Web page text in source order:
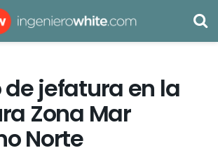
jefatura en la
Zona Mar
Norte